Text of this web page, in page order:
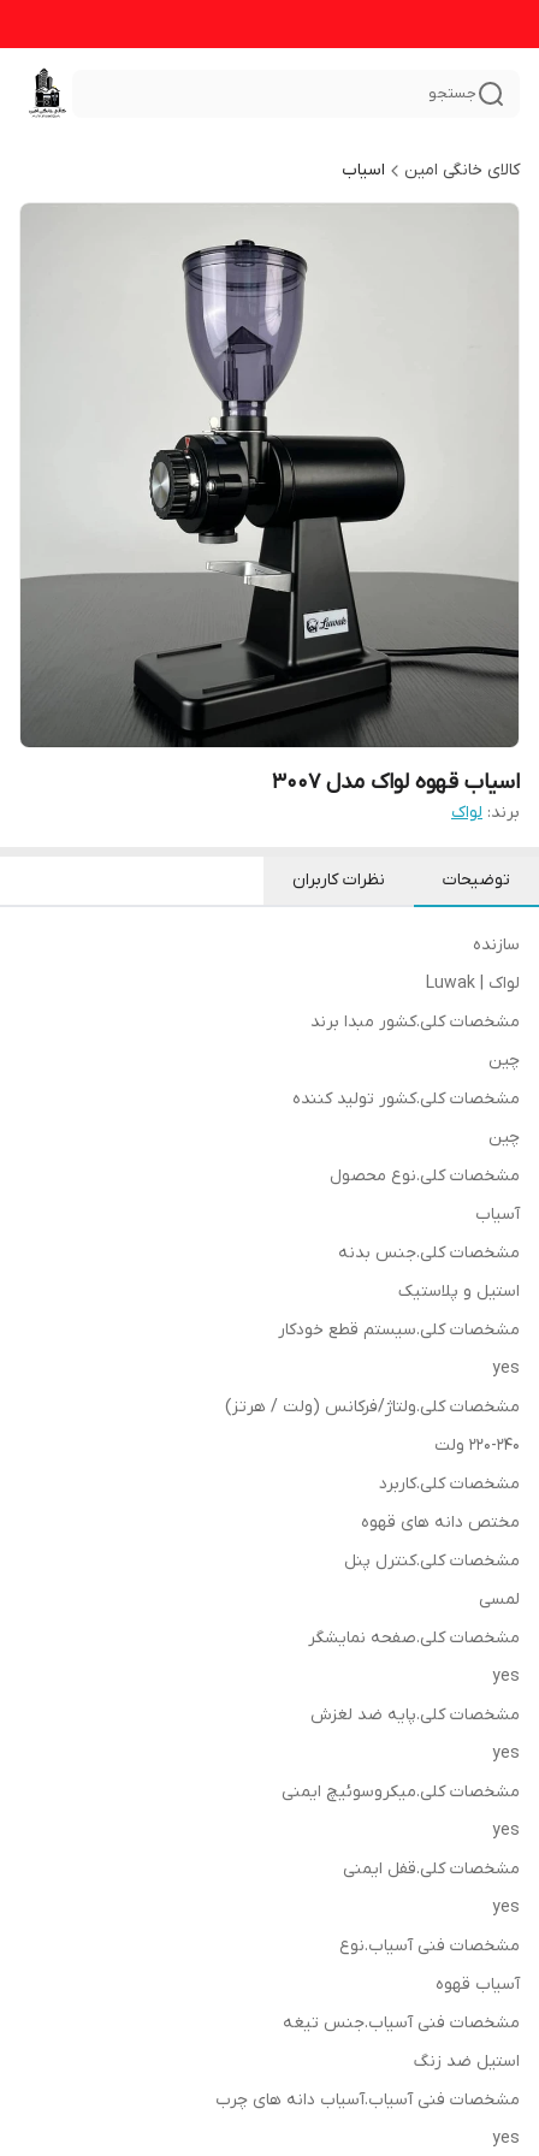
جستجو
کالای خانگی امین اسیاب
اسیاب قهوه لواک مدل 3007
برند: لواک
توضیحات نظرات کاربران
سازنده
لواک | Luwak
مشخصات کلی.کشور مبدا برند
چین
مشخصات کلی.کشور تولید کننده
چین
مشخصات کلی.نوع محصول
آسیاب
مشخصات کلی.جنس بدنه
استیل و پلاستیک
مشخصات کلی.سیستم قطع خودکار
yes
مشخصات کلی.ولتاژ/فرکانس (ولت / هرتز)
220-240 ولت
مشخصات کلی.کاربرد
مختص دانه های قهوه
مشخصات کلی.کنترل پنل
لمسی
مشخصات کلی.صفحه نمایشگر
yes
مشخصات کلی.پایه ضد لغزش
yes
مشخصات کلی.میکروسوئیچ ایمنی
yes
مشخصات کلی.قفل ایمنی
yes
مشخصات فنی آسیاب.نوع
آسیاب قهوه
مشخصات فنی آسیاب.جنس تیغه
استیل ضد زنگ
مشخصات فنی آسیاب.آسیاب دانه های چرب
yes